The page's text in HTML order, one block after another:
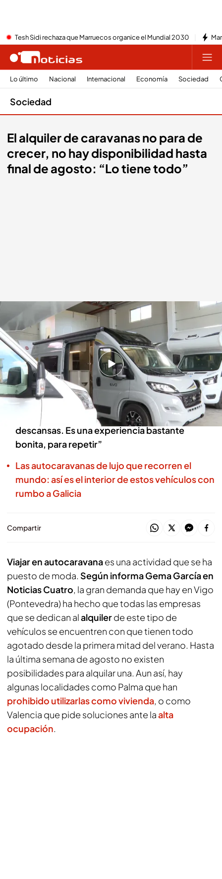
Tesh Sidi rechaza que Marruecos organice el Mundial 2030
Lo último Nacional Internacional Economía Sociedad
Sociedad
El alquiler de caravanas no para de
crecer, no hay disponibilidad hasta
final de agosto: “Lo tiene todo”
Viajar en autocaravana es un modelo de turismo cada vez más demandado
Redacción digital Noticias Cuatro Europa Press
13 AGO 2024 - 09:00h.
Las empresas de alquiler de autocaravanas en
Vigo tienen todo agotado desde la primera
mitad del verano
Un cliente: "Donde te gusta te quedas y
descansas. Es una experiencia bastante
bonita, para repetir”
Las autocaravanas de lujo que recorren el
mundo: así es el interior de estos vehículos con
rumbo a Galicia
Compartir
Viajar en autocaravanaes una actividad que se ha
puesto de moda. Según informa Gema García en
Noticias Cuatro, la gran demanda que hay en Vigo
(Pontevedra) ha hecho que todas las empresas
que se dedican alalquilerde este tipo de
vehículos se encuentren con que tienen todo
agotado desde la primera mitad del verano. Hasta
la última semana de agosto no existen
posibilidades para alquilar una. Aun así, hay
algunas localidades como Palma que han
prohibido utilizarlas como vivienda, o como
Valencia que pide soluciones ante laalta
ocupación.